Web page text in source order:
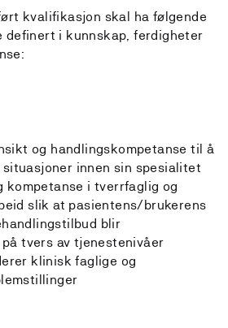
kvalifikasjon skal ha følgende
i kunnskap, ferdigheter
og handlingskompetanse til å
innen sin spesialitet
kompetanse i tverrfaglig og
slik at pasientens/brukerens
blir
tvers av tjenestenivåer
klinisk faglige og